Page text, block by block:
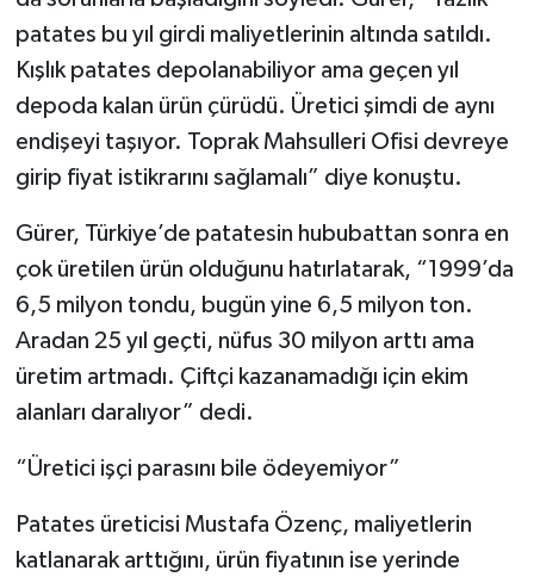
patates bu yıl girdi maliyetlerinin altında satıldı.
Kışlık patates depolanabiliyor ama geçen yıl
depoda kalan ürün çürüdü. Üretici şimdi de aynı
endişeyi taşıyor. Toprak Mahsulleri Ofisi devreye
girip fiyat istikrarını sağlamalı” diye konuştu.
Gürer, Türkiye’de patatesin hububattan sonra en
çok üretilen ürün olduğunu hatırlatarak, “1999’da
6,5 milyon tondu, bugün yine 6,5 milyon ton.
Aradan 25 yıl geçti, nüfus 30 milyon arttı ama
üretim artmadı. Çiftçi kazanamadığı için ekim
alanları daralıyor” dedi.
“Üretici işçi parasını bile ödeyemiyor”
Patates üreticisi Mustafa Özenç, maliyetlerin
katlanarak arttığını, ürün fiyatının ise yerinde